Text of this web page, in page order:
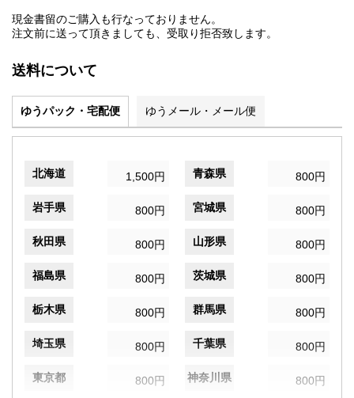
現金書留のご購入も行なっておりません。
注文前に送って頂きましても、受取り拒否致します。
送料について
ゆうパック・宅配便 ゆうメール・メール便
北海道 1,500円 青森県 800円
岩手県 800円 宮城県 800円
秋田県 800円 山形県 800円
福島県 800円 茨城県 800円
栃木県 800円 群馬県 800円
埼玉県 800円 千葉県 800円
東京都 800円 神奈川県 800円